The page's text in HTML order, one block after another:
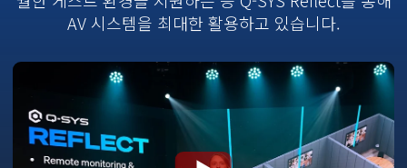
달
기
AV 시스템을 최대한 활용하고 있습니다.